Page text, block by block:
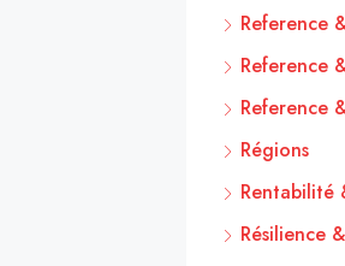
Reference
Reference
Reference
Régions
Rentabilité
Résilience